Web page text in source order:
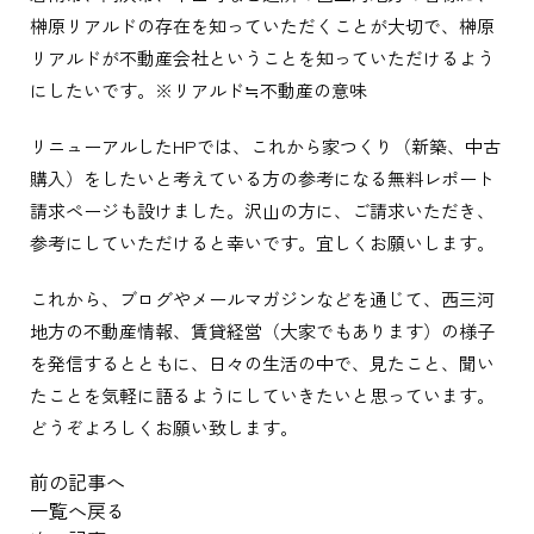
榊原リアルドの存在を知っていただくことが大切で、榊原
リアルドが不動産会社ということを知っていただけるよう
にしたいです。※リアルド≒不動産の意味
リニューアルしたHPでは、これから家つくり（新築、中古
購入）をしたいと考えている方の参考になる無料レポート
請求ページも設けました。沢山の方に、ご請求いただき、
参考にしていただけると幸いです。宜しくお願いします。
これから、ブログやメールマガジンなどを通じて、西三河
地方の不動産情報、賃貸経営（大家でもあります）の様子
を発信するとともに、日々の生活の中で、見たこと、聞い
たことを気軽に語るようにしていきたいと思っています。
どうぞよろしくお願い致します。
前の記事へ
一覧へ戻る